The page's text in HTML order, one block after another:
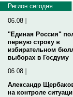
Регион сегодня
06.08 |
"Единая Россия"
первую строку в
избирательном
выборах в Госдуму
06.08 |
Александр
на контроле